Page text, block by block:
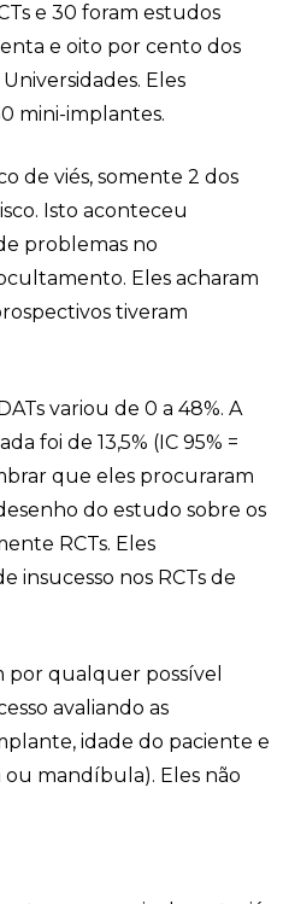
e 30 foram estudos
e oito por cento dos
Eles
mini-implantes.
de viés, somente 2 dos
Isto aconteceu
problemas no
Eles acharam
tiveram
variou de 0 a 48%. A
foi de 13,5% (IC 95% =
que eles procuraram
do estudo sobre os
RCTs. Eles
insucesso nos RCTs de
por qualquer possível
avaliando as
idade do paciente e
ou mandíbula). Eles não